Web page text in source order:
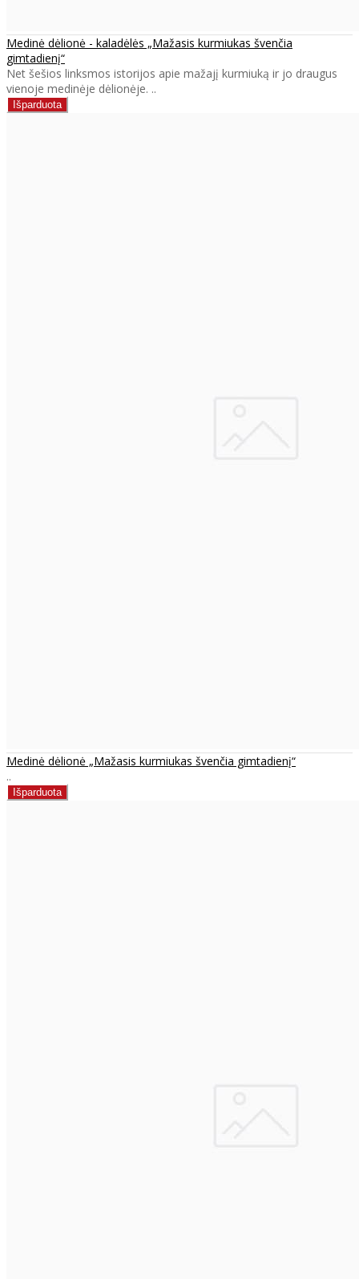
Medinė dėlionė - kaladėlės „Mažasis kurmiukas švenčia
gimtadienį“
Net šešios linksmos istorijos apie mažajį kurmiuką ir jo draugus
vienoje medinėje dėlionėje. ..
Medinė dėlionė „Mažasis kurmiukas švenčia gimtadienį“
..